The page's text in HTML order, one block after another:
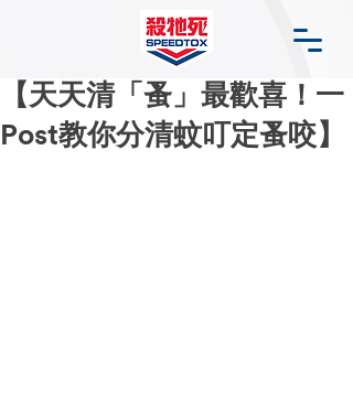
【天天清「蚤」最歡喜！一
Post教你分清蚊叮定蚤咬】